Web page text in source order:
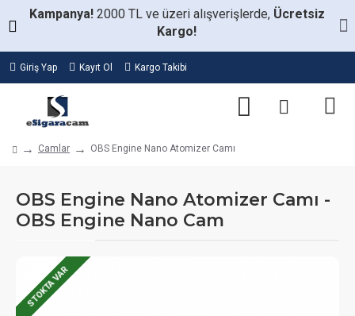
Kampanya! 2000 TL ve üzeri alışverişlerde, Ücretsiz
Kargo!
Giriş Yap Kayıt Ol Kargo Takibi
Camlar OBS Engine Nano Atomizer Camı
OBS Engine Nano Atomizer Camı -
OBS Engine Nano Cam
STOKTA VAR